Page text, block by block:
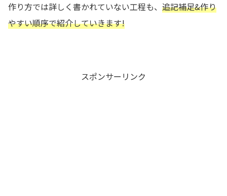
作り方では詳しく書かれていない工程も、 追記補足&作り
やすい順序で紹介していきます!
スポンサーリンク